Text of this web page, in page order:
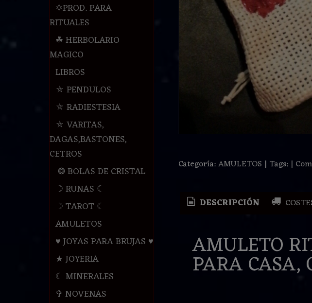
✡PROD. PARA
RITUALES
☘ HERBOLARIO
MAGICO
LIBROS
⛤ PENDULOS
⛤ RADIESTESIA
⛤ VARITAS,
DAGAS,BASTONES,
CETROS
❂ BOLAS DE CRISTAL
☽ RUNAS ☾
☽ TAROT ☾
AMULETOS
♥ JOYAS PARA BRUJAS ♥
★ JOYERIA
☾ MINERALES
✞ NOVENAS
Categoría:AMULETOS | Tags: |
DESCRIPCIÓN
AMULETO
PARA CASA,